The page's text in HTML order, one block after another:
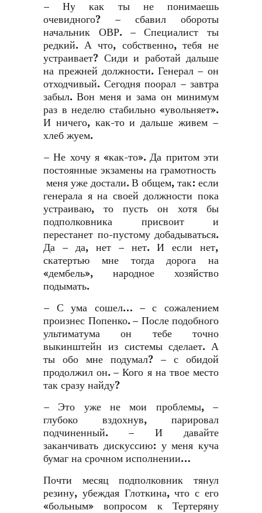
– Ну как ты не понимаешь
очевидного? – сбавил обороты
начальник ОВР. – Специалист ты
редкий. А что, собственно, тебя не
устраивает? Сиди и работай дальше
на прежней должности. Генерал – он
отходчивый. Сегодня поорал – завтра
забыл. Вон меня и зама он минимум
раз в неделю стабильно «увольняет».
И ничего, как-то и дальше живем –
хлеб жуем.
– Не хочу я «как-то». Да притом эти
постоянные экзамены на грамотность
меня уже достали. В общем, так: если
генерала я на своей должности пока
устраиваю, то пусть он хотя бы
подполковника присвоит и
перестанет по-пустому добадываться.
Да – да, нет – нет. И если нет,
скатертью мне тогда дорога на
«дембель», народное хозяйство
подымать.
– С ума сошел… – с сожалением
произнес Попенко. – После подобного
ультиматума он тебе точно
выкинштейн из системы сделает. А
ты обо мне подумал? – с обидой
продолжил он. – Кого я на твое место
так сразу найду?
– Это уже не мои проблемы, –
глубоко вздохнув, парировал
подчиненный. – И давайте
заканчивать дискуссию: у меня куча
бумаг на срочном исполнении…
Почти месяц подполковник тянул
резину, убеждая Глоткина, что с его
«больным» вопросом к Тертеряну